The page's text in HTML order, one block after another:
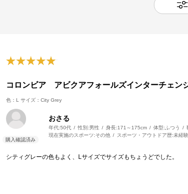
コロンビア アビクアフォールズインターチェン
色：L サイズ：City Grey
おさる
年代:50代 性別:男性 身長:171～175cm 体型: ふつう
現在実施のスポーツ:その他 スポーツ・アウトドア歴:未経験
シティグレーの色もよく、Lサイズでサイズもちょうどでした。